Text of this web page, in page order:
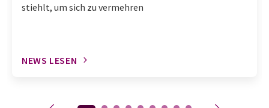
stiehlt, um sich zu vermehren
NEWS LESEN